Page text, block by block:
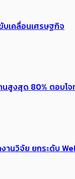
บเคลื่อนเศรษฐกิจ
นสูงสุด 80% ตอบโ
นวิจัย ยกระดับ